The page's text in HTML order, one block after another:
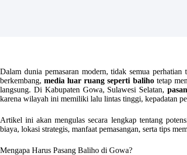
Dalam dunia pemasaran modern, tidak semua
berkembang,media luar ruang seperti balihotetap
langsung. Di Kabupaten Gowa, Sulawesi Selatan,
karena wilayah ini memiliki lalu lintas tinggi, kepadatan
Artikel ini akan mengulas secara lengkap tentang
biaya, lokasi strategis, manfaat pemasangan, serta tips
Mengapa Harus Pasang Baliho di Gowa?